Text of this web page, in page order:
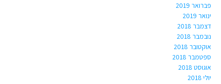
פברואר 2019
ינואר 2019
דצמבר 2018
נובמבר 2018
אוקטובר 2018
ספטמבר 2018
אוגוסט 2018
יולי 2018